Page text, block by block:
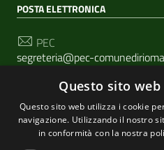
POSTA ELETTRONICA
PEC
segreteria@pec-
Email
urp@comune.riomaggiore.sp.it
Questo sito
Questo sito web utilizza i cookie
navigazione. Utilizzando il nostro
in conformità con la nostra